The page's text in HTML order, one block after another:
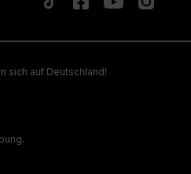
sich auf Deutschland!